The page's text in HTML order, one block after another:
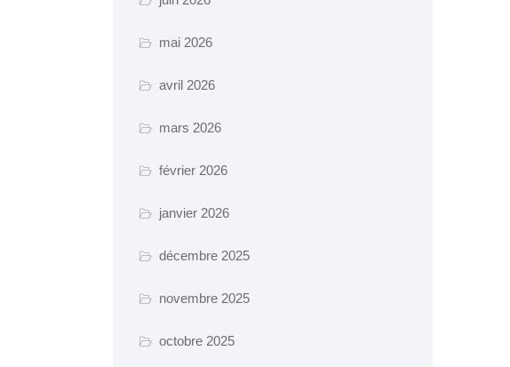
mai 2026
avril 2026
mars 2026
février 2026
janvier 2026
décembre 2025
novembre 2025
octobre 2025